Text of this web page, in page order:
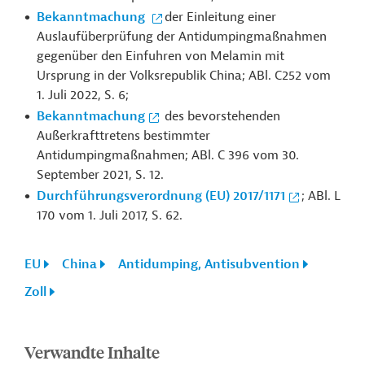
Bekanntmachung
der Einleitung einer
Auslaufüberprüfung der Antidumpingmaßnahmen
gegenüber den Einfuhren von Melamin mit
Ursprung in der Volksrepublik China; ABl. C252 vom
1. Juli 2022, S. 6;
Bekanntmachung
des bevorstehenden
Außerkrafttretens bestimmter
Antidumpingmaßnahmen; ABl. C 396 vom 30.
September 2021, S. 12.
Durchführungsverordnung (EU) 2017/1171
; ABl. L
170 vom 1. Juli 2017, S. 62.
EU China
Antidumping, Antisubvention
Zoll
Verwandte Inhalte